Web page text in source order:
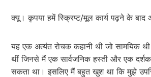
क्यू। कृपया हमें स्क्रिप्ट/मूल कार्य पढ़ने के बाद
यह एक अत्यंत रोचक कहानी थी जो सामयिक
थीं जिनसे मैं एक सार्वजनिक हस्ती और एक
सकता था। इसलिए मैं बहुत खुश था कि मुझे